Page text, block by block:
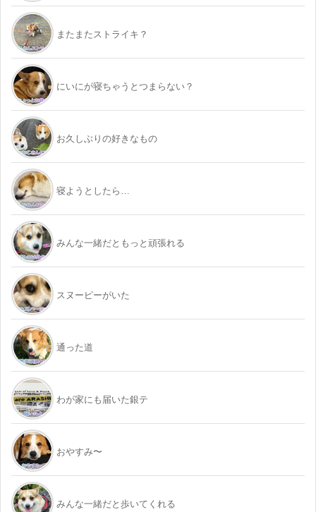
またまたストライキ？
にいにが寝ちゃうとつまらない？
お久しぶりの好きなもの
寝ようとしたら…
みんな一緒だともっと頑張れる
スヌーピーがいた
通った道
わが家にも届いた銀テ
おやすみ〜
みんな一緒だと歩いてくれる